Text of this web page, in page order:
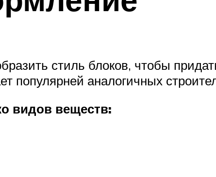
стиль блоков, чтобы
популярней аналогичных
видов веществ: